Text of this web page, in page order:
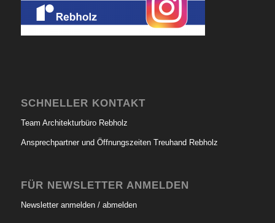
SCHNELLER KONTAKT
Team Architekturbüro Rebholz
Ansprechpartner und Öffnungszeiten Treuhand Rebholz
FÜR NEWSLETTER ANMELDEN
Newsletter anmelden / abmelden